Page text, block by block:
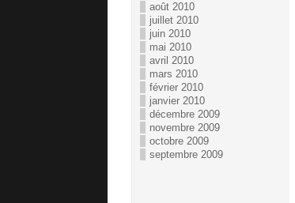
août 2010
juillet 2010
juin 2010
mai 2010
avril 2010
mars 2010
février 2010
janvier 2010
décembre 2009
novembre 2009
octobre 2009
septembre 2009